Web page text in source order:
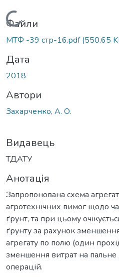
Вантажиться...
Файли
МТФ -39 стр-16.pdf(550.65
Дата
2018
Автори
Захарченко, А. О.
Видавець
ТДАТУ
Анотація
Запропонована схема
агротехнічних вимог щодо
ґрунт, та при цьому
ґрунту за рахунок зменшення
агрегату по полю (один
зменшення витрат на пальне
операцій.